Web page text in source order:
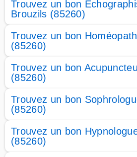
Trouvez un bon
Brouzils (85260)
Trouvez un bon
(85260)
Trouvez un bon
(85260)
Trouvez un bon
(85260)
Trouvez un bon
(85260)